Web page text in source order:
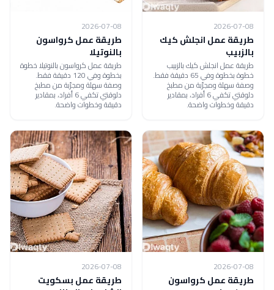
2026-07-08
طريقة عمل انجلش كيك
بالزبيب
طريقة عمل انجلش كيك بالزبيب
خطوة بخطوة وفي 65 دقيقة فقط.
وصفة سهلة ومجرّبة من مطبخ
دلوقتي تكفي 6 أفراد، بمقادير
دقيقة وخطوات واضحة.
2026-07-08
طريقة عمل كرواسون
بالنوتيلا
طريقة عمل كرواسون بالنوتيلا خطوة
بخطوة وفي 120 دقيقة فقط.
وصفة سهلة ومجرّبة من مطبخ
دلوقتي تكفي 6 أفراد، بمقادير
دقيقة وخطوات واضحة.
2026-07-08
طريقة عمل كرواسون
2026-07-08
طريقة عمل بسكويت